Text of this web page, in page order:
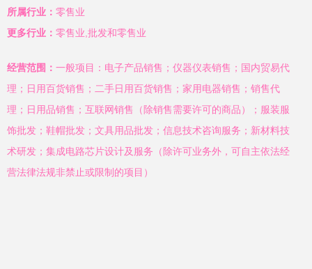
所属行业： 零售业
更多行业： 零售业,批发和零售业
经营范围： 一般项目：电子产品销售；仪器仪表销售；国内贸易代
理；日用百货销售；二手日用百货销售；家用电器销售；销售代
理；日用品销售；互联网销售（除销售需要许可的商品）；服装服
饰批发；鞋帽批发；文具用品批发；信息技术咨询服务；新材料技
术研发；集成电路芯片设计及服务（除许可业务外，可自主依法经
营法律法规非禁止或限制的项目）